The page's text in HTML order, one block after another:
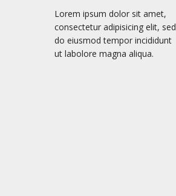
Lorem ipsum dolor sit amet,
consectetur adipisicing elit, sed
do eiusmod tempor incididunt
ut labolore magna aliqua.